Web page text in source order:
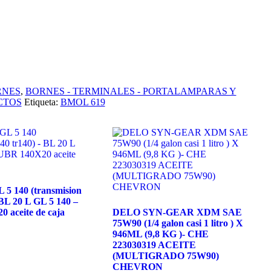
, BORNES - TERMINALES - PORTALAMPARAS Y
Etiqueta: BMOL 619
140 (transmision
20 L GL 5 140 –
aceite de caja
DELO SYN-GEAR XDM SAE
75W90 (1/4 galon casi 1 litro ) X
946ML (9,8 KG )- CHE
223030319 ACEITE
(MULTIGRADO 75W90)
CHEVRON